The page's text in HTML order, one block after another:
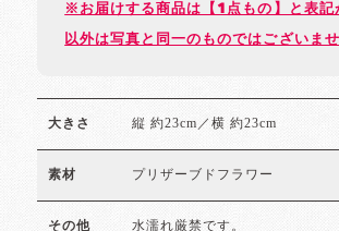
※お届けする商品は【1点もの】と表記
以外は写真と同一のものではございませ
大きさ 縦 約23cm／横 約23cm
素材 プリザーブドフラワー
その他 水濡れ厳禁です。